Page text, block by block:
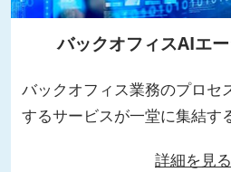
バックオフィスAIエ
バックオフィス業務のプロセ
するサービスが一堂に集結す
詳細を見